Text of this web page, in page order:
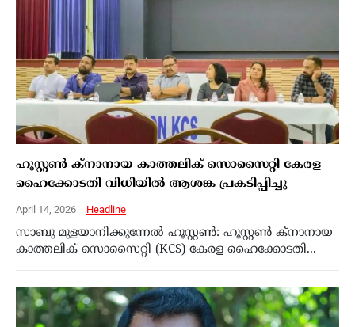
ഹൂസ്റ്റണ്‍ ക്‌നാനായ കാത്തലിക് സൊസൈറ്റി കേരള
ഹൈക്കോടതി വിധിയില്‍ ആശങ്ക പ്രകടിപ്പിച്ചു
April 14, 2026 Headline
സാബു മുളയാനിക്കുന്നേല്‍ ഹൂസ്റ്റണ്‍: ഹൂസ്റ്റണ്‍ ക്‌നാനായ
കാത്തലിക് സൊസൈറ്റി (KCS) കേരള ഹൈക്കോടതി...